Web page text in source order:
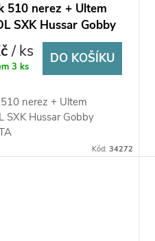
510 nerez + Ultem
SXK Hussar Gobby
/ ks
3 ks
DO KOŠÍKU
nerez + Ultem
SXK Hussar Gobby
Kód:34272